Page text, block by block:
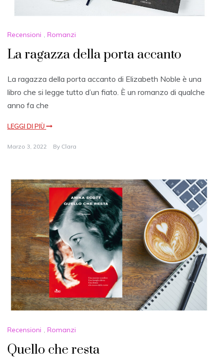
Recensioni , Romanzi
La ragazza della porta accanto
La ragazza della porta accanto di Elizabeth Noble è una
libro che si legge tutto d’un fiato. È un romanzo di qualche
anno fa che
LEGGI DI PIÙ
Marzo 3, 2022 By Clara
Recensioni , Romanzi
Quello che resta